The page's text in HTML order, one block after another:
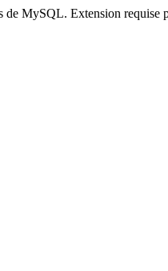
de MySQL. Extension requise